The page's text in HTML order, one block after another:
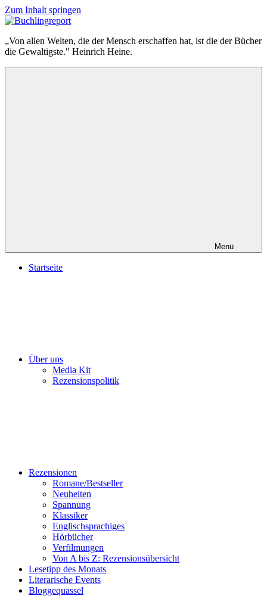
Zum Inhalt springen
Buchlingreport
„Von allen Welten, die der Mensch erschaffen hat, ist die der Bücher
die Gewaltigste." Heinrich Heine.
Menü
Startseite
Über uns
Media Kit
Rezensionspolitik
Rezensionen
Romane/Bestseller
Neuheiten
Spannung
Klassiker
Englischsprachiges
Hörbücher
Verfilmungen
Von A bis Z: Rezensionsübersicht
Lesetipp des Monats
Literarische Events
Bloggequassel